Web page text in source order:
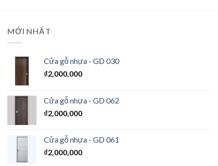
MỚI NHẤT
Cửa gỗ nhựa - GD 030
₫2,000,000
Cửa gỗ nhựa - GD 062
₫2,000,000
Cửa gỗ nhựa - GD 061
₫2,000,000